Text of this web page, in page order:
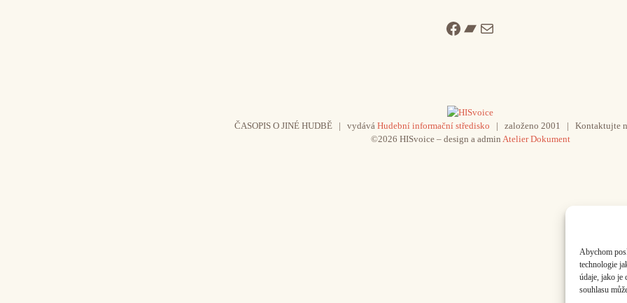
Abychom
technologie
údaje, jako je
souhlasu
Facebook
Bandcamp
Mail
ČASOPIS O JINÉ HUDBĚ | vydává Hudební informační středisko | založeno 2001 | Kontaktujte
©2026 HISvoice – design a admin Atelier Dokument